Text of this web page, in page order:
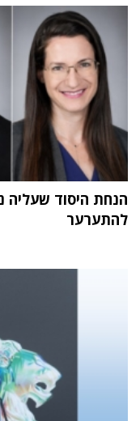
הנחת היסוד שעליה
להתערער